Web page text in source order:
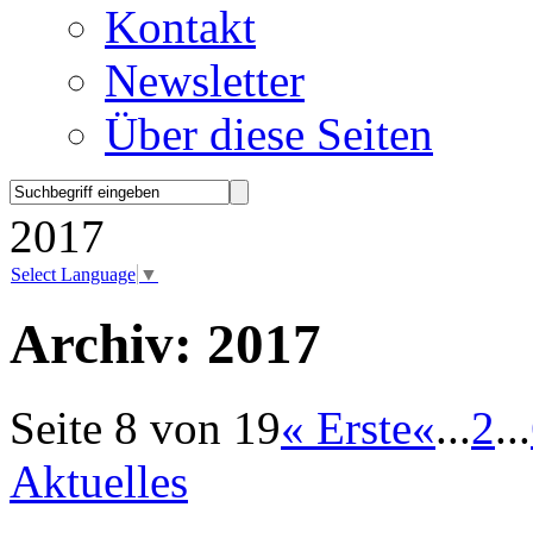
Kontakt
Newsletter
Über diese Seiten
2017
Select Language ▼
Archiv: 2017
Seite 8 von 19« Erste«...2...
Aktuelles